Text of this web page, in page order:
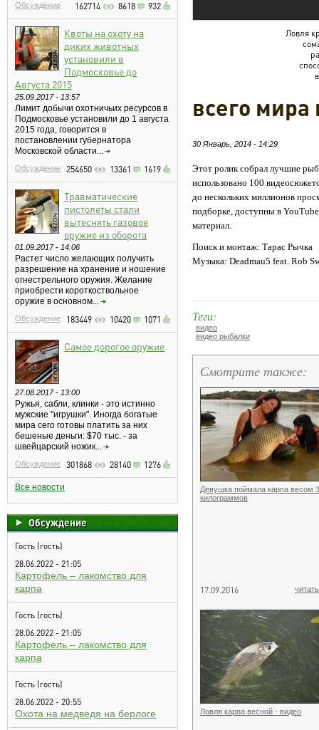
Обсуждение 162714 8618 932
Квоты на охоту на
диких животных
установили в
Подмосковье до
Августа 2015
25.09.2017 - 13:57
Лимит добычи охотничьих ресурсов в
Подмосковье установили до 1 августа
2015 года, говорится в
постановлении губернатора
Московской области...
Обсуждение 254650 13361 1619
Травматические
пистолеты стали
вытеснять газовое
оружие из оборота
01.09.2017 - 14:06
Растет число желающих получить
разрешение на хранение и ношение
огнестрельного оружия. Желание
приобрести короткоствольное
оружие в основном...
Обсуждение 183449 10420 1071
Самое дорогое оружие
27.08.2017 - 13:00
Ружья, сабли, клинки - это истинно
мужские "игрушки". Иногда богатые
мира сего готовы платить за них
бешеные деньги: $70 тыс. - за
швейцарский ножик...
Обсуждение 301868 28140 1276
Все новости
Обсуждение
Гость (гость)
28.06.2022 - 21:05
Картофель – лакомство для
карпа
Гость (гость)
28.06.2022 - 21:05
Картофель – лакомство для
карпа
Гость (гость)
28.06.2022 - 20:55
Охота на медведя на берлоге
Ловля
всего мира
30 Январь, 2014 - 14:29
Этот ролик собрал лучшие
использовано 100
до нескольких миллионов
подборке, доступны в
материал.
Поиск и монтаж: Тарас Рычка
Музыка: Deadmau5 feat. Rob
Теги:
видео
видео рыбалки
Смотрите также:
Девушка поймала карпа весом
килограммов
17.09.2016
Ловля карпа весной - видео